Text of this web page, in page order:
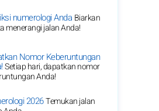
numerologi Anda Biarkan
menerangi jalan Anda!
Nomor Keberuntungan
Setiap hari, dapatkan nomor
Anda!
2026Temukan jalan